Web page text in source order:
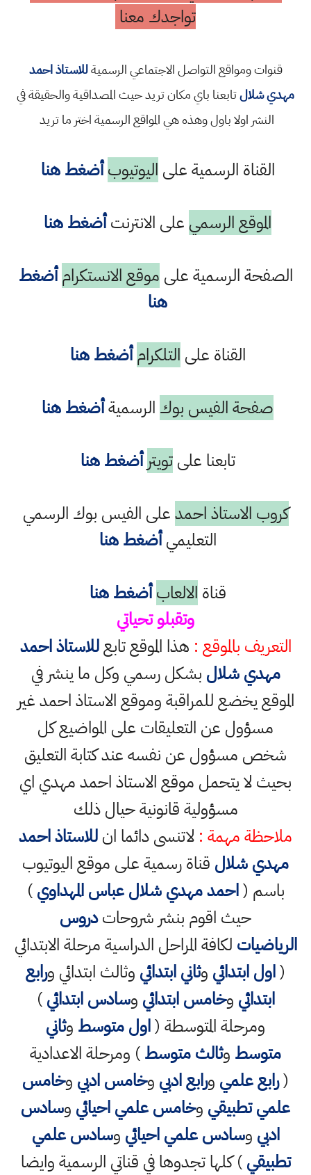
تواجدك معنا
قنوات ومواقع التواصل الاجتماعي الرسميةللاستاذ احمد
مهدي شلالتابعنا باي مكان تريد حيث المصداقية والحقيقة في
النشر اولا باول وهذه هي المواقع الرسمية اختر ما تريد
القناة الرسمية على اليوتيوب أضغط هنا
الموقع الرسمي على الانترنتأضغط هنا
الصفحة الرسمية على موقع الانستكرام أضغط
هنا
القناة على التلكرام أضغط هنا
صفحة الفيس بوك الرسميةأضغط هنا
تابعنا علىتويتر أضغط هنا
كروب الاستاذ احمدعلى الفيس بوك الرسمي
التعليميأضغط هنا
قناة الالعاب أضغط هنا
وتقبلو تحياتي
التعريف بالموقع : هذا الموقع تابعللاستاذ احمد
مهدي شلال بشكل رسمي وكل ما ينشر في
الموقع يخضع للمراقبة وموقع الاستاذ احمد غير
مسؤول عن التعليقات على المواضيع كل
شخص مسؤول عن نفسه عند كتابة التعليق
بحيث لا يتحمل موقع الاستاذ احمد مهدي اي
مسؤولية قانونية حيال ذلك
ملاحظة مهمة : لاتنسى دائما انللاستاذ احمد
مهدي شلال قناة رسمية على موقع اليوتيوب
باسم (احمد مهدي شلال عباس المهداوي)
حيث اقوم بنشر شروحاتدروس
الرياضيات لكافة المراحل الدراسية مرحلة الابتدائي
(اول ابتدائي وثاني ابتدائي وثالث ابتدائي ورابع
ابتدائي وخامس ابتدائي وسادس ابتدائي)
ومرحلة المتوسطة (اول متوسط وثاني
متوسط وثالث متوسط) ومرحلة الاعدادية
(رابع علمي ورابع ادبي وخامس ادبي وخامس
علمي تطبيقي وخامس علمي احيائي وسادس
ادبي وسادس علمي احيائي وسادس علمي
تطبيقي) كلها تجدوها في قناتي الرسمية وايضا